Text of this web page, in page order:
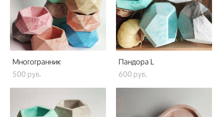
Многогранник
500 pуб.
Пандора L
600 pуб.